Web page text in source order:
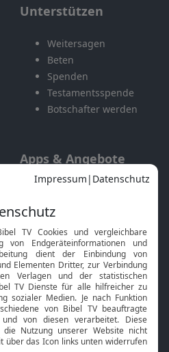
Unterstützen
Weitersagen
Beten
Spenden
Testamentsspende
Botschafter werden
Apps & Angebote
Mobile App
Smart TV
HbbTV
Bibelthek Online-Bibel
Nächster Gottesdienst
Service